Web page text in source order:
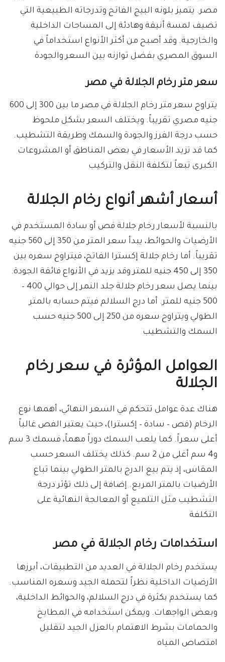
مصر. يتميز بلونه البيج الفاتح وتدرجاته الطبيعية التي
تضيف لمسة أنيقة وهادئة إلى المساحات الداخلية
والخارجية. وقد أصبح من أكثر الأنواع استخداماً في
السوق المصري بفضل توازنه بين السعر والجودة
سعر متر رخام الجلالة في مصر
يتراوح سعر متر رخام الجلالة في مصر ما بين 300 إلى 600
جنيه مصري تقريباً. ويختلف السعر بشكل ملحوظ
حسب درجة الفرز والجودة والسمك وطريقة التشطيب.
كما قد تزيد الأسعار في بعض المناطق أو المشروعات
الكبرى تبعاً لتكلفة النقل والتركيب
أسعار أشهر أنواع رخام الجلالة
بالنسبة لأسعار رخام جلالة فص أو سادة المستخدم في
الأرضيات والحوائط، يبدأ سعر المتر من 350 إلى 560 جنيه
تقريباً. أما رخام جلالة إكسترا الفاتح، فيتراوح سعره بين
350 إلى 450 جنيه للمتر وقد يزيد في الأنواع فائقة الجودة.
بينما يصل سعر رخام جلالة جلد النمر إلى حوالي 400 –
500 جنيه للمتر. أما درج السلالم فيتم حسابه بالمتر
الطولي ويتراوح سعره من 250 إلى 500 جنيه حسب
السمك والتشطيب
العوامل المؤثرة في سعر رخام
الجلالة
هناك عدة عوامل تتحكم في السعر النهائي، أهمها نوع
الرخام (فص – سادة – إكسترا)، حيث يعتبر الفص غالباً
أعلى سعراً. كما يلعب السمك دوراً مهماً، فسمك 3 سم
و4 سم أغلى من 2 سم. كذلك يختلف السعر حسب
المقاس، إذ يتم بيع الدرج بالمتر الطولي بينما تباع
الأرضيات بالمتر المربع. إضافة إلى ذلك تؤثر درجة
التشطيب مثل التلميع أو المعالجة النهائية على
التكلفة
استخدامات رخام الجلالة في مصر
يستخدم رخام الجلالة في العديد من التطبيقات، أبرزها
الأرضيات الداخلية نظراً لتحمله الجيد وسعره المناسب.
كما يستخدم بكثرة في درج السلالم، والحوائط الداخلية،
وبعض الواجهات. ويمكن استخدامه في المطابخ
والحمامات بشرط الاهتمام بالعزل الجيد لتقليل
امتصاص المياه